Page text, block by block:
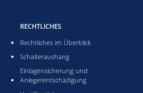
RECHTLICHES
Rechtliches im Überblick
Schalteraushang
Einlagensicherung und
Anlegerentschädigung